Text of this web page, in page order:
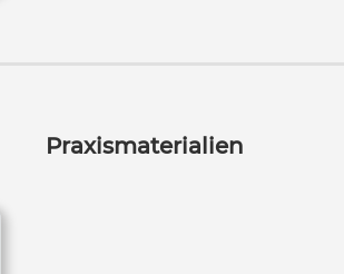
Praxismaterialien